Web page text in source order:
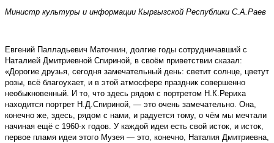
Министр культуры и информации Кыргызской Республики С.А.Раев
Евгений Палладьевич Маточкин, долгие годы сотрудничавший с
Наталией Дмитриевной Спириной, в своём приветствии сказал:
«Дорогие друзья, сегодня замечательный день: светит солнце, цветут
розы, всё благоухает, и в этой атмосфере праздник совершенно
необыкновенный. И то, что здесь рядом с портретом Н.К.Рериха
находится портрет Н.Д.Спириной, — это очень замечательно. Она,
конечно же, здесь, рядом с нами, и радуется тому, о чём мы мечтали
начиная ещё с 1960-х годов. У каждой идеи есть свой исток, и исток,
первое пламя идеи этого Музея — это, конечно, Наталия Дмитриевна,